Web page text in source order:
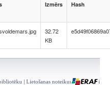
Izmērs Hash
32.72
KB
| Lietošanas noteikumi | Kontakti